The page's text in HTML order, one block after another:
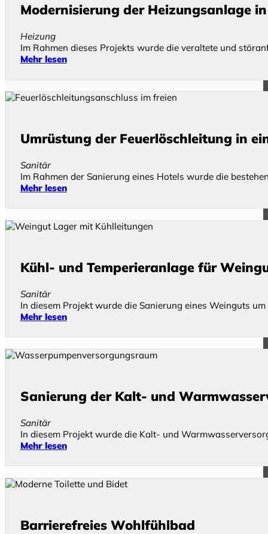
Modernisierung der Heizungsanlage
Heizung
Im Rahmen dieses Projekts wurde die veraltete und
Mehr lesen
Umrüstung der Feuerlöschleitung in
Sanitär
Im Rahmen der Sanierung eines Hotels wurde die
Mehr lesen
Kühl- und Temperieranlage für
Sanitär
In diesem Projekt wurde die Sanierung eines Weinguts
Mehr lesen
Sanierung der Kalt- und
Sanitär
In diesem Projekt wurde die Kalt- und
Mehr lesen
Barrierefreies Wohlfühlbad